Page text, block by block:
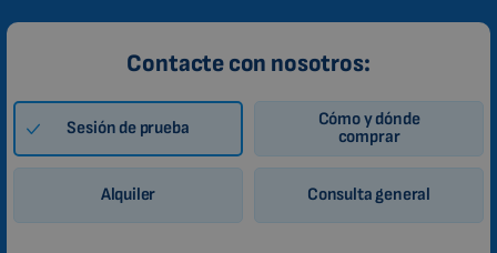
Contacte con nosotros:
Sesión de prueba
Cómo y dónde
comprar
Alquiler Consulta general